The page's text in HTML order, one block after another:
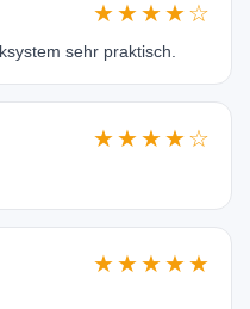
★★★★☆
sehr praktisch.
★★★★☆
★★★★★